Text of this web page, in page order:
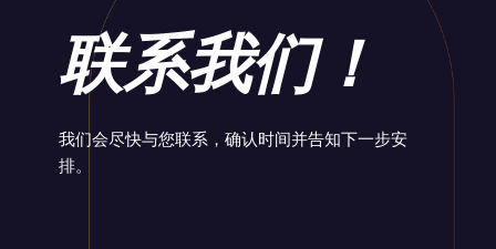
联系我们！
我们会尽快与您联系，确认时间并告知下一步安
排。